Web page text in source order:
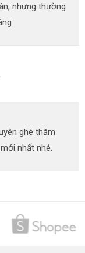
nhưng thường
ghé thăm
nhất nhé.